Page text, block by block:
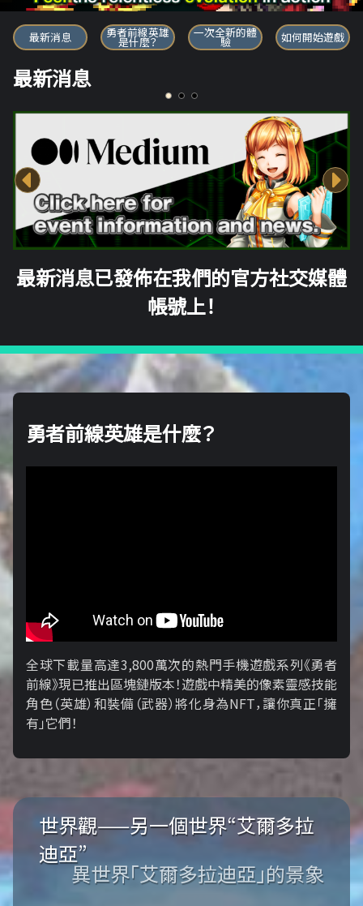
勇者前線英雄
最新消息 勇者前線英雄
是什麼？
一次全新的體
驗 如何開始遊戲
最新消息
最新消息已發佈在我們的官方社交媒體
帳號上！
勇者前線英雄是什麼？
全球下載量高達3,800萬次的熱門手機遊戲系列《勇者
前線》現已推出區塊鏈版本！遊戲中精美的像素靈感技能
角色（英雄）和裝備（武器）將化身為NFT，讓你真正「擁​​
有」它們！
世界觀——另一個世界“艾爾多拉
迪亞”
異世界「艾爾多拉迪亞」的景象